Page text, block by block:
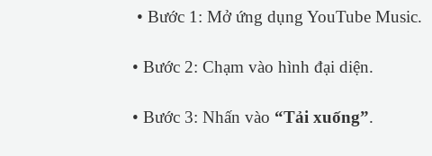
• Bước 1: Mở ứng dụng YouTube Music.
• Bước 2: Chạm vào hình đại diện.
• Bước 3: Nhấn vào “Tải xuống”.